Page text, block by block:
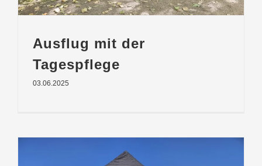
Ausflug mit der
Tagespflege
03.06.2025